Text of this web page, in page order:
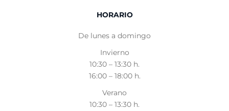
HORARIO
De lunes a domingo
Invierno
10:30 – 13:30 h.
16:00 – 18:00 h.
Verano
10:30 – 13:30 h.